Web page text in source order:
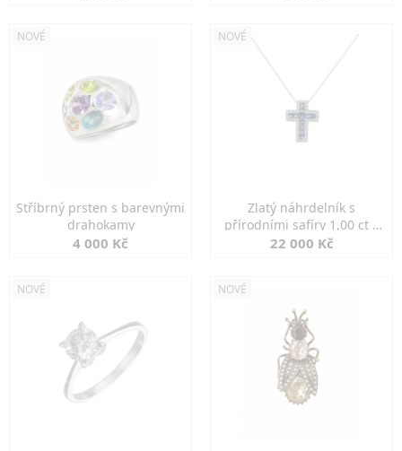
NOVÉ
Stříbrný prsten s barevnými
drahokamy
4 000 Kč
NOVÉ
Zlatý náhrdelník s
přírodními safíry 1,00 ct a
diamanty
22 000 Kč
NOVÉ NOVÉ